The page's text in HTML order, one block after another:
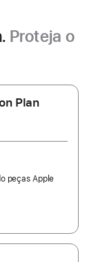
Proteja o
Plan
peças Apple